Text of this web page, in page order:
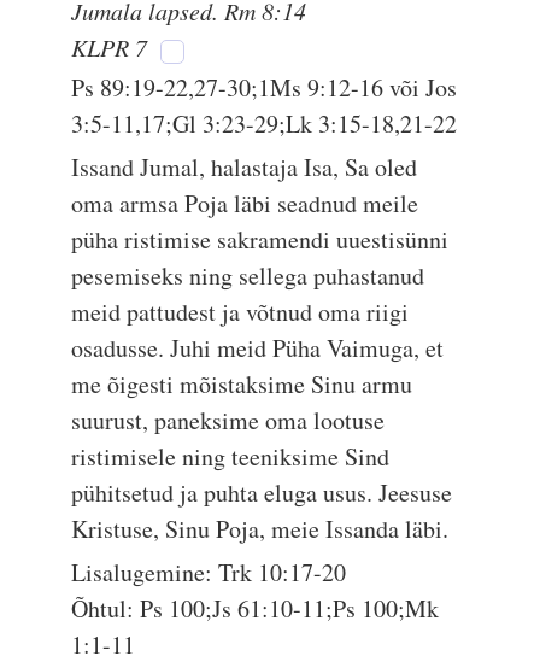
Jumala lapsed. Rm 8:14
KLPR 7
Ps 89:19-22,27-30;1Ms 9:12-16 või Jos
3:5-11,17;Gl 3:23-29;Lk 3:15-18,21-22
Issand Jumal, halastaja Isa, Sa oled
oma armsa Poja läbi seadnud meile
püha ristimise sakramendi uuestisünni
pesemiseks ning sellega puhastanud
meid pattudest ja võtnud oma riigi
osadusse. Juhi meid Püha Vaimuga, et
me õigesti mõistaksime Sinu armu
suurust, paneksime oma lootuse
ristimisele ning teeniksime Sind
pühitsetud ja puhta eluga usus. Jeesuse
Kristuse, Sinu Poja, meie Issanda läbi.
Lisalugemine: Trk 10:17-20
Õhtul: Ps 100;Js 61:10-11;Ps 100;Mk
1:1-11